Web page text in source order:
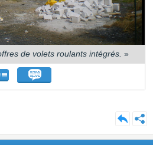
de volets roulants intégrés. »